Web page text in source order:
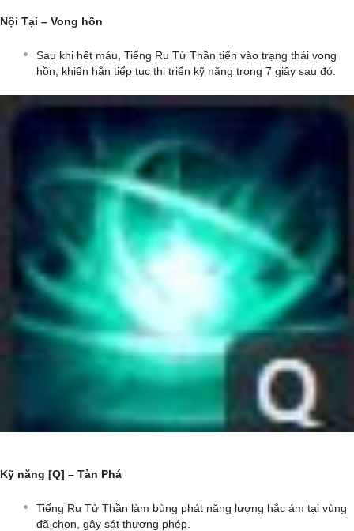
Nội Tại – Vong hồn
Sau khi hết máu, Tiếng Ru Tử Thần tiến vào trạng thái vong
hồn, khiến hắn tiếp tục thi triển kỹ năng trong 7 giây sau đó.
Kỹ năng [Q] – Tàn Phá
Tiếng Ru Tử Thần làm bùng phát năng lượng hắc ám tại vùng
đã chọn, gây sát thương phép.